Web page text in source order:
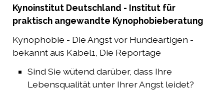
Hunde-Blog
Kynophobieberatung
Verträge hier kündigen
Kynoinstitut Deutschland - Institut für
praktisch angewandte Kynophobieberatung
Kynophobie - Die Angst vor Hundeartigen -
bekannt aus Kabel1, Die Reportage
Sind Sie wütend darüber, dass Ihre
Lebensqualität unter Ihrer Angst leidet?